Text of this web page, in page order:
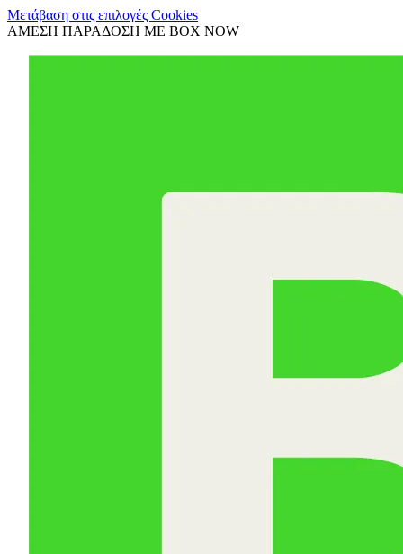
Μετάβαση στις επιλογές Cookies
ΑΜΕΣΗ ΠΑΡΑΔΟΣΗ ΜΕ BOX NOW